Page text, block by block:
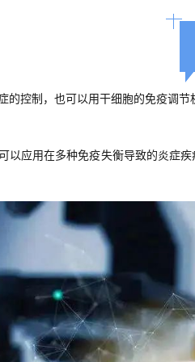
的控制，也可以用干细胞的免疫调节
以应用在多种免疫失衡导致的炎症